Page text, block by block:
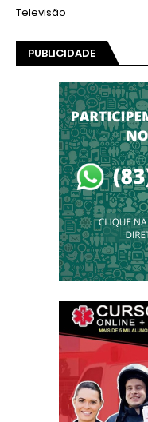
Televisão
PUBLICIDADE